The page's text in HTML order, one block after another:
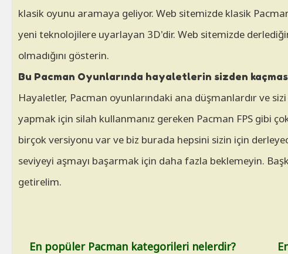
klasik oyunu aramaya geliyor. Web sitemizde klasik
yeni teknolojilere uyarlayan 3D'dir. Web sitemizde
olmadığını gösterin.
Bu Pacman Oyunlarında hayaletlerin sizden
Hayaletler, Pacman oyunlarındaki ana düşmanlardır ve
yapmak için silah kullanmanız gereken Pacman FPS gibi
birçok versiyonu var ve biz burada hepsini sizin için
seviyeyi aşmayı başarmak için daha fazla beklemeyin.
getirelim.
En popüler Pacman kategorileri nelerdir?